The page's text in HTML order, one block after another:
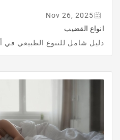
Nov 26, 2025
انواع القضيب
دليل شامل للتنوع الطبيعي